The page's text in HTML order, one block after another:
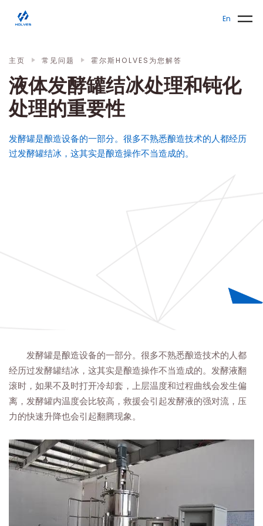
En
发酵罐
液体发酵罐结冰处理和钝化
处理的重要性
发酵罐是酿造设备的一部分。很多不熟悉酿造技术的人都经历
过发酵罐结冰，这其实是酿造操作不当造成的。
主页 常见问题 霍尔斯HOLVES为您解答
发酵罐是酿造设备的一部分。很多不熟悉酿造技术的人都
经历过发酵罐结冰，这其实是酿造操作不当造成的。发酵液翻
滚时，如果不及时打开冷却套，上层温度和过程曲线会发生偏
离，发酵罐内温度会比较高，救援会引起发酵液的强对流，压
力的快速升降也会引起翻腾现象。